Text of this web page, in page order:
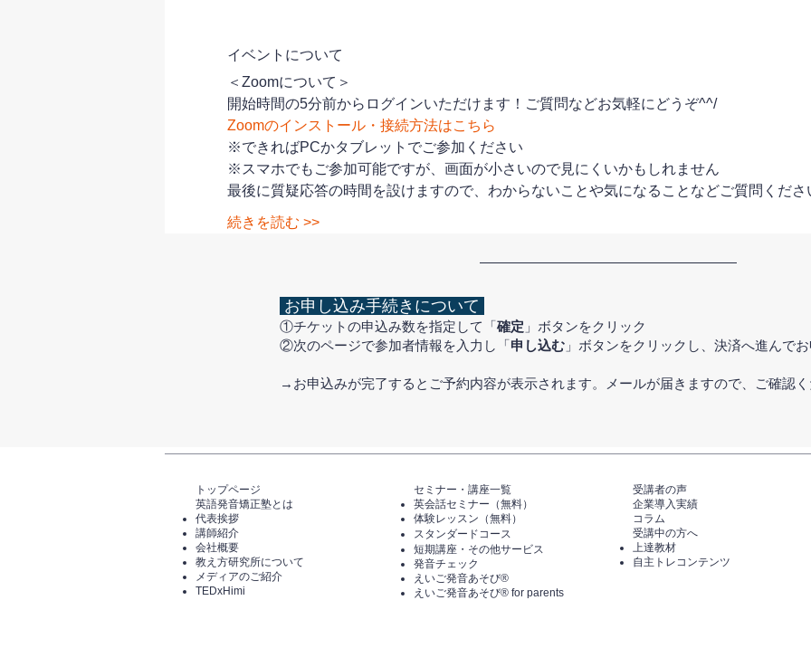
イベントについて
＜Zoomについて＞
開始時間の5分前からログインいただけます！ご質問などお気軽にどうぞ^^/
Zoomのインストール・接続方法はこちら
※できればPCかタブレットでご参加ください
※スマホでもご参加可能ですが、画面が小さいので見にくいかもしれません
最後に質疑応答の時間を設けますので、わからないことや気になることなどご質問くださ
続きを読む >>
お申し込み手続きについて
①チケットの申込み数を指定して「確定 」ボタンをクリック
②次のページで参加者情報を入力し「申し込む 」ボタンをクリックし、決済へ進んで
​→お申込みが完了するとご予約内容が表示されます。メールが届きますので、ご確認
トップページ​
英語発音矯正塾とは
代表挨拶
講師紹介
​会社概要
​教え方研究所について
メディアのご紹介
TEDxHimi
セミナー・講座一覧​​​​
英会話セミナー（無料）
体験レッスン（無料）​
スタンダードコース
短期講座・その他サービス
発音チェック​
えいご発音あそび®️
えいご発音あそび®️ for parents
​受講者の声
企業導入実績
コラム
受講中の方へ
上達教材
自主トレコンテンツ